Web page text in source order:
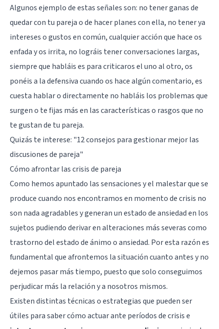
Algunos ejemplo de estas señales son: no tener ganas de
quedar con tu pareja o de hacer planes con ella, no tener ya
intereses o gustos en común, cualquier acción que hace os
enfada y os irrita, no lográis tener conversaciones largas,
siempre que habláis es para criticaros el uno al otro, os
ponéis a la defensiva cuando os hace algún comentario, es
cuesta hablar o directamente no habláis los problemas que
surgen o te fijas más en las características o rasgos que no
te gustan de tu pareja.
Quizás te interese: "12 consejos para gestionar mejor las
discusiones de pareja"
Cómo afrontar las crisis de pareja
Como hemos apuntado las sensaciones y el malestar que se
produce cuando nos encontramos en momento de crisis no
son nada agradables y generan un estado de ansiedad en los
sujetos pudiendo derivar en alteraciones más severas como
trastorno del estado de ánimo o ansiedad. Por esta razón es
fundamental que afrontemos la situación cuanto antes y no
dejemos pasar más tiempo, puesto que solo conseguimos
perjudicar más la relación y a nosotros mismos.
Existen distintas técnicas o estrategias que pueden ser
útiles para saber cómo actuar ante períodos de crisis e